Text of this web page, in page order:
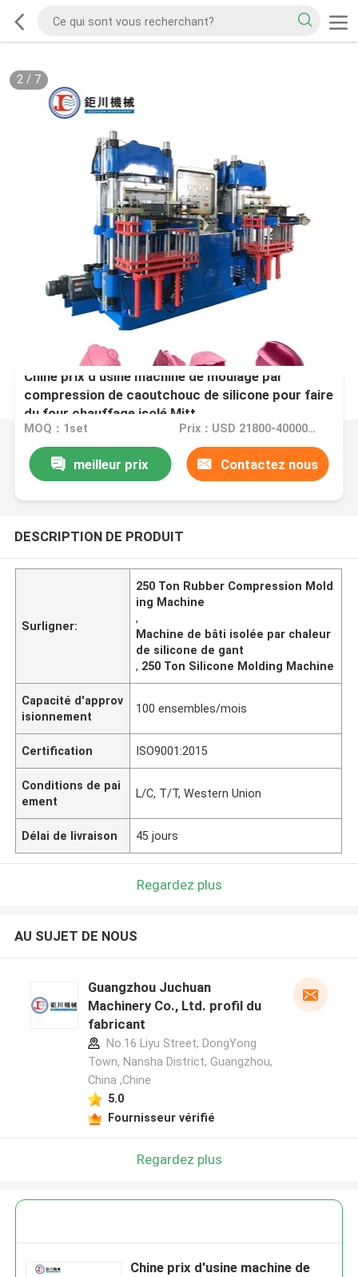
2/ 7
Chine prix d'usine machine de moulage par
compression de caoutchouc de silicone pour faire
du four chauffage isolé Mitt
MOQ：1set Prix：USD 21800-40000one set
meilleur prix Contactez nous
DESCRIPTION DE PRODUIT
Surligner:
250 Ton Rubber Compression Mold
ing Machine
,
Machine de bâti isolée par chaleur
de silicone de gant
, 250 Ton Silicone Molding Machine
Capacité d'approv
isionnement
100 ensembles/mois
Certification ISO9001:2015
Conditions de pai
ement
L/C, T/T, Western Union
Délai de livraison 45 jours
Regardez plus
AU SUJET DE NOUS
Guangzhou Juchuan
Machinery Co., Ltd. profil du
fabricant
No.16 Liyu Street, DongYong
Town, Nansha District, Guangzhou,
China ,Chine
5.0
Fournisseur vérifié
Regardez plus
Chine prix d'usine machine de